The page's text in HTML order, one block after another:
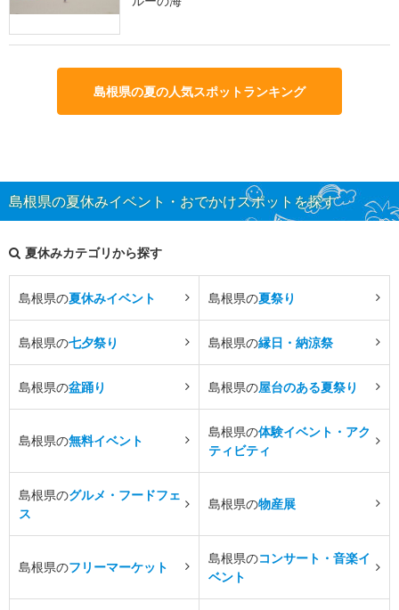
島根県の夏の人気スポットランキング
島根県の夏休みイベント・おでかけスポットを探す
夏休みカテゴリから探す
島根県の夏休みイベント 島根県の夏祭り
島根県の七夕祭り 島根県の縁日・納涼祭
島根県の盆踊り 島根県の屋台のある夏祭り
島根県の無料イベント
島根県の体験イベント・アク
ティビティ
島根県のグルメ・フードフェ
ス
島根県の物産展
島根県のフリーマーケット
島根県のコンサート・音楽イ
ベント